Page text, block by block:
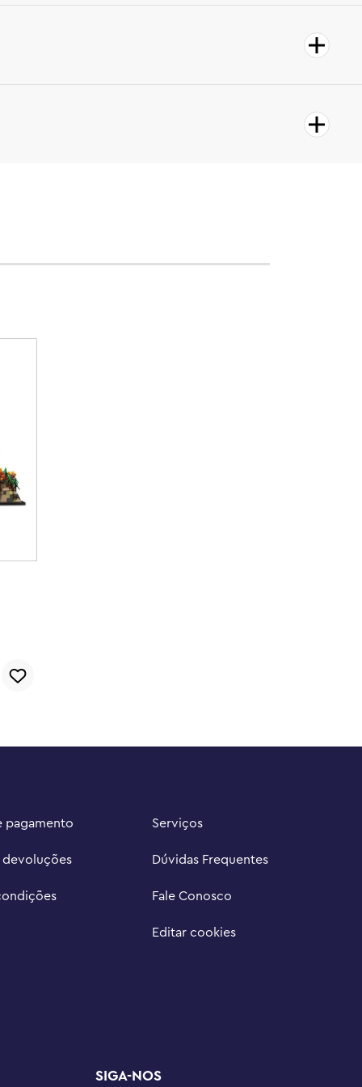
pagamento
devoluções
Serviços
Dúvidas Frequentes
Fale Conosco
Editar cookies
SIGA-NOS